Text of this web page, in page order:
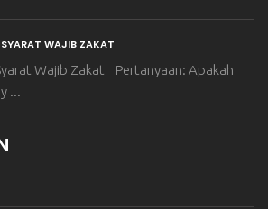
WAJIB ZAKAT
Wajib Zakat Pertanyaan: Apakah
...